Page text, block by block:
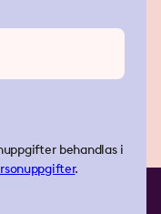
behandlas i
.